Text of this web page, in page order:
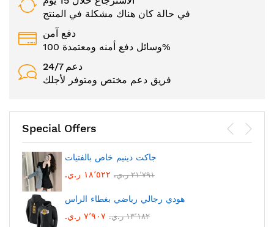
في حالة كان هناك مشكلة في المنتج
دفع آمن
وسائل دفع أمنه ومعتمدة 100%
24/7 دعم
فريق دعم مختص ومتوفر لأجلك
Special Offers
جاكت دينيم خاص بالفتيات
١٨٬٥٢٢ ر.ي.‏
٢١٬٧٩١ ر.ي.‏
هودي رجالي رياضي بغطاء الراس
٧٬٩٠٧ ر.ي.‏
١٣٬١٨٢ ر.ي.‏